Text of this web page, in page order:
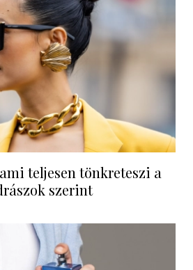
teljesen tönkreteszi a
szerint